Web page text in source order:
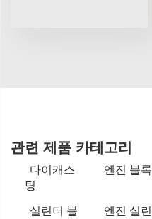
관련 제품 카테고리
다이캐스
팅
엔진 블록
실린더 블
엔진 실린